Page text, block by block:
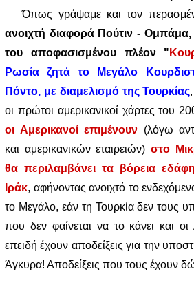
Όπως γράψαμε και τον
ανοιχτή διαφορά Πούτιν - Ομπάμα,
του αποφασισμένου πλέον "
Ρωσία ζητά το Μεγάλο
Πόντο, με διαμελισμό της Τουρκίας
οι πρώτοι αμερικανικοί χάρτες
οι Αμερικανοί επιμένουν (λόγω
και αμερικανικών εταιρειών) στο
θα περιλαμβάνει τα βόρεια
Ιράκ, αφήνοντας ανοιχτό το
το Μεγάλο, εάν τη Τουρκία δεν τους
που δεν φαίνεται να το κάνει και οι
επειδή έχουν αποδείξεις για την
Άγκυρα! Αποδείξεις που τους έχουν